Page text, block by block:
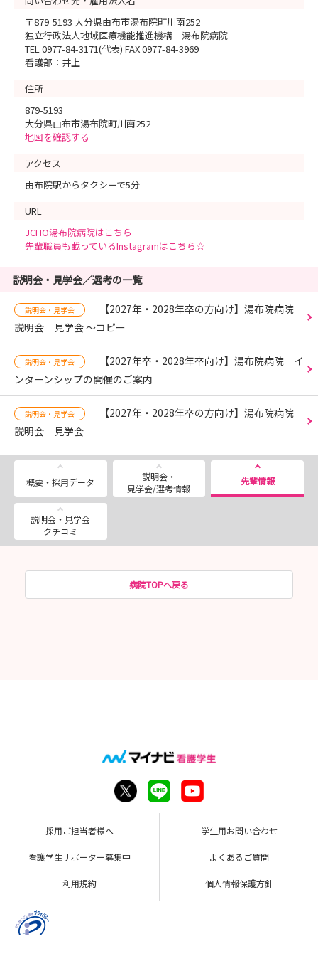
〒879-5193 大分県由布市湯布院町川南252
独立行政法人地域医療機能推進機構 湯布院病院
TEL 0977-84-3171(代表) FAX 0977-84-3969
看護部：井上
住所
879-5193
大分県由布市湯布院町川南252
地図を確認する
アクセス
由布院駅からタクシーで5分
URL
JCHO湯布院病院はこちら
先輩職員も載っているInstagramはこちら☆
説明会・見学会／選考の一覧
説明会・見学会
【2027年・2028年卒の方向け】湯布院病院
説明会 見学会 ～コピー
説明会・見学会
【2027年卒・2028年卒向け】湯布院病院 イ
ンターンシップの開催のご案内
説明会・見学会
【2027年・2028年卒の方向け】湯布院病院
説明会 見学会
概要・採用データ
説明会・
見学会/選考情報
先輩情報
説明会・見学会
クチコミ
病院TOPへ戻る
採用ご担当者様へ 学生用お問い合わせ
看護学生サポーター募集中 よくあるご質問
利用規約 個人情報保護方針